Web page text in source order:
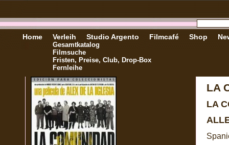
Home Verleih
Gesamtkatalog
Filmsuche
Fristen, Preise, Club, Drop-Box
Fernleihe
Studio Argento Filmcafé Shop
LA
LA